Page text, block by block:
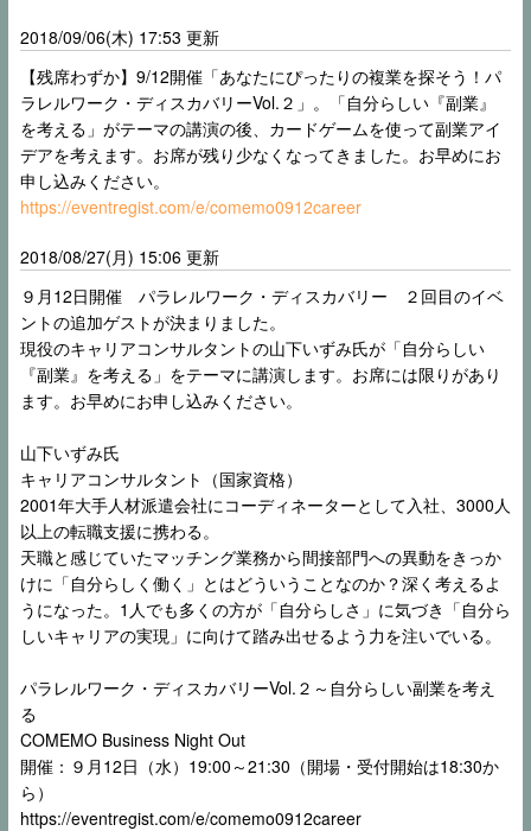
2018/09/06(木) 17:53 更新
【残席わずか】9/12開催「あなたにぴったりの複業を探そう！パ
ラレルワーク・ディスカバリーVol.２」。「自分らしい『副業』
を考える」がテーマの講演の後、カードゲームを使って副業アイ
デアを考えます。お席が残り少なくなってきました。お早めにお
申し込みください。
https://eventregist.com/e/comemo0912career
2018/08/27(月) 15:06 更新
９月12日開催 パラレルワーク・ディスカバリー ２回目のイベ
ントの追加ゲストが決まりました。
現役のキャリアコンサルタントの山下いずみ氏が 「自分らしい
『副業』を考える」をテーマに講演します。 お席には限りがあり
ます。お早めにお申し込みください。
山下いずみ氏
キャリアコンサルタント（国家資格）
2001年大手人材派遣会社にコーディネーターとして入社、3000人
以上の転職支援に携わる。
天職と感じていたマッチング業務から間接部門への異動をきっか
けに「自分らしく働く」とはどういうことなのか？深く考えるよ
うになった。1人でも多くの方が「自分らしさ」に気づき「自分ら
しいキャリアの実現」に向けて踏み出せるよう力を注いでいる。
パラレルワーク・ディスカバリーVol.２～自分らしい副業を考え
る
COMEMO Business Night Out
開催：９月12日（水）19:00～21:30（開場・受付開始は18:30か
ら）
https://eventregist.com/e/comemo0912career